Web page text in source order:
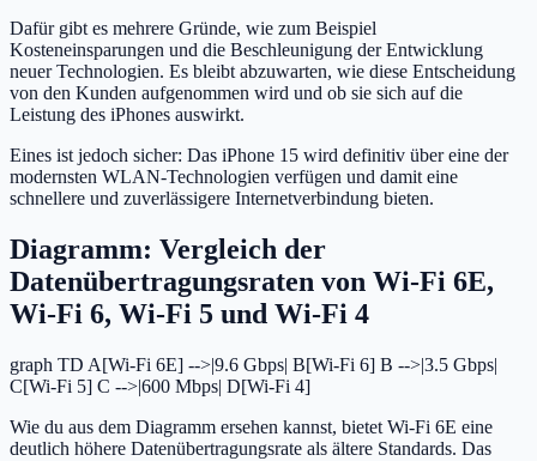
Dafür gibt es mehrere Gründe, wie zum Beispiel
Kosteneinsparungen und die Beschleunigung der Entwicklung
neuer Technologien. Es bleibt abzuwarten, wie diese Entscheidung
von den Kunden aufgenommen wird und ob sie sich auf die
Leistung des iPhones auswirkt.
Eines ist jedoch sicher: Das iPhone 15 wird definitiv über eine der
modernsten WLAN-Technologien verfügen und damit eine
schnellere und zuverlässigere Internetverbindung bieten.
Diagramm: Vergleich der
Datenübertragungsraten von Wi-Fi 6E,
Wi-Fi 6, Wi-Fi 5 und Wi-Fi 4
graph TD A[Wi-Fi 6E] -->|9.6 Gbps| B[Wi-Fi 6] B -->|3.5 Gbps|
C[Wi-Fi 5] C -->|600 Mbps| D[Wi-Fi 4]
Wie du aus dem Diagramm ersehen kannst, bietet Wi-Fi 6E eine
deutlich höhere Datenübertragungsrate als ältere Standards. Das